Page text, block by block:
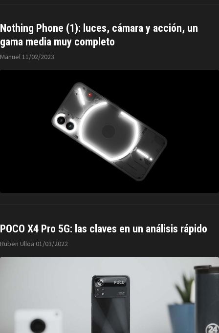
Nothing Phone (1): luces, cámara y acción, un
gama media muy completo
Manuel 11/02/2023
POCO X4 Pro 5G: las claves en un análisis rápido
Ruben Ulloa 01/03/2022